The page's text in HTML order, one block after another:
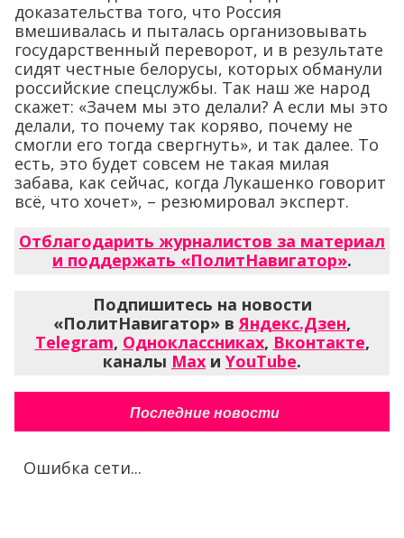
доказательства того, что Россия
вмешивалась и пыталась организовывать
государственный переворот, и в результате
сидят честные белорусы, которых обманули
российские спецслужбы. Так наш же народ
скажет: «Зачем мы это делали? А если мы это
делали, то почему так коряво, почему не
смогли его тогда свергнуть», и так далее. То
есть, это будет совсем не такая милая
забава, как сейчас, когда Лукашенко говорит
всё, что хочет», – резюмировал эксперт.
Отблагодарить журналистов за материал
и поддержать «ПолитНавигатор».
Подпишитесь на новости
«ПолитНавигатор» в Яндекс.Дзен,
Telegram, Одноклассниках, Вконтакте,
каналы Max и YouTube.
Последние новости
Ошибка сети...